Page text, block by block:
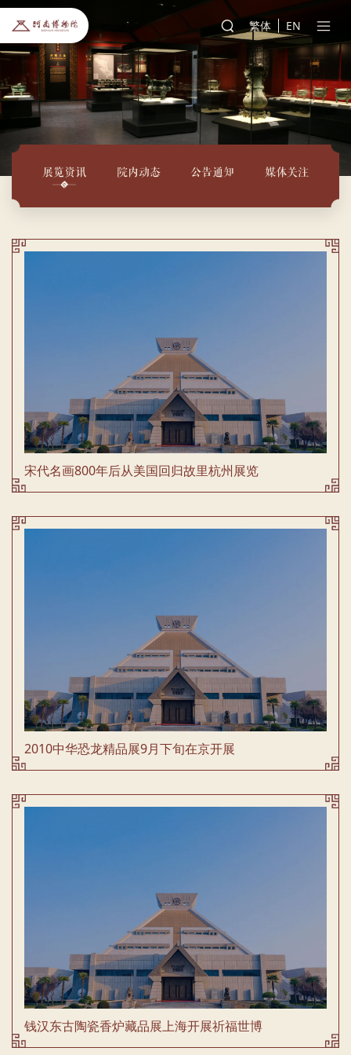
繁体 EN
展览资讯 院内动态 公告通知 媒体关注
宋代名画800年后从美国回归故里杭州展览
2010中华恐龙精品展9月下旬在京开展
钱汉东古陶瓷香炉藏品展上海开展祈福世博